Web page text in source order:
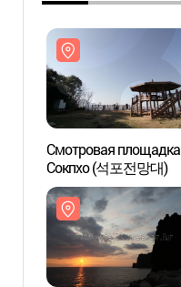
Смотровая площадка
Сокпхо (석포전망대)